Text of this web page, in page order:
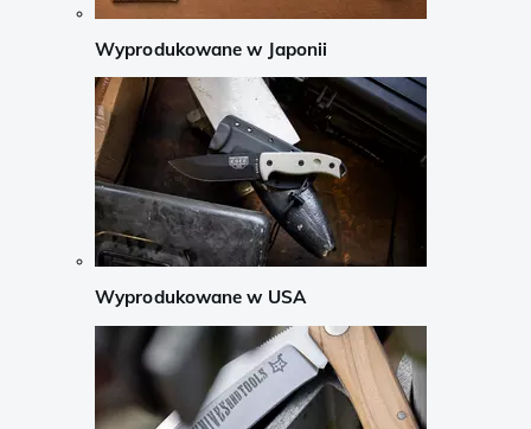
Wyprodukowane w Japonii
Wyprodukowane w USA